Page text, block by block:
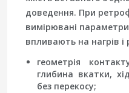
доведення. При
вимірювані
впливають на нагрів і
геометрія
глибина вкатки,
без перекосу;